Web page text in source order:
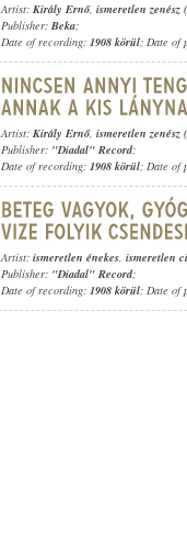
Artist: Király Ernő, ismeretlen zenész
Publisher: Beka;
Date of recording: 1908 körül; Date of
Artist: Király Ernő, ismeretlen zenész
Publisher: "Diadal" Record;
Date of recording: 1908 körül; Date of
Artist: ismeretlen énekes, ismeretlen
Publisher: "Diadal" Record;
Date of recording: 1908 körül; Date of